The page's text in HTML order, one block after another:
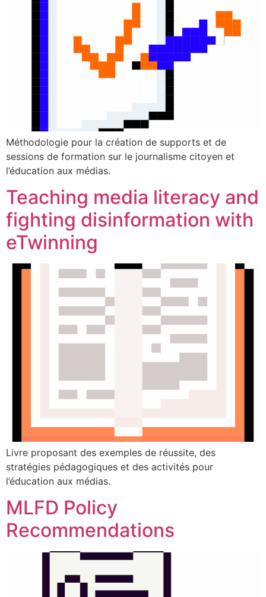
Méthodologie pour la création de supports et de
sessions de formation sur le journalisme citoyen et
l’éducation aux médias.
Teaching media literacy and
fighting disinformation with
eTwinning
Livre proposant des exemples de réussite, des
stratégies pédagogiques et des activités pour
l’éducation aux médias.
MLFD Policy
Recommendations